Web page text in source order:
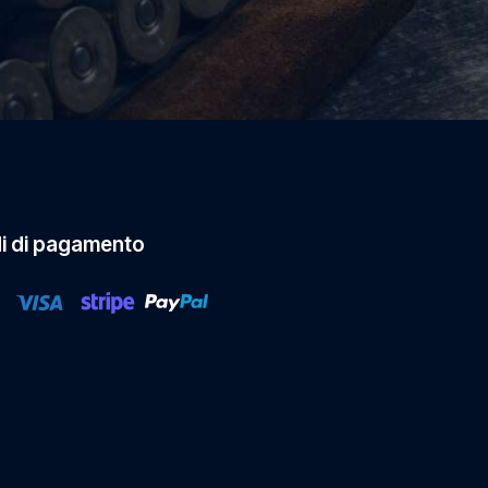
di pagamento